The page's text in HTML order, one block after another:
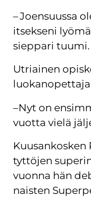
– Joensuussa
itsekseni
sieppari tuumi.
Utriainen
–Nyt on
vuotta vielä
Kuusankosken
tyttöjen
vuonna hän
naisten